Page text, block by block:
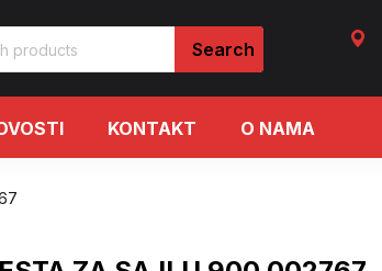
KONTAKT O NAMA